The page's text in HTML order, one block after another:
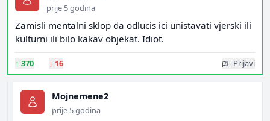
prije 5 godina
Zamisli mentalni sklop da odlucis ici unistavati vjerski ili
kulturni ili bilo kakav objekat. Idiot.
↑ 370 ↓ 16 Prijavi
Mojnemene2
prije 5 godina